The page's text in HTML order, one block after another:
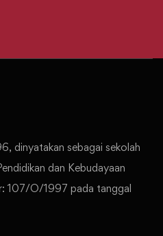
dinyatakan sebagai sekolah
dan Kebudayaan
107/O/1997 pada tanggal